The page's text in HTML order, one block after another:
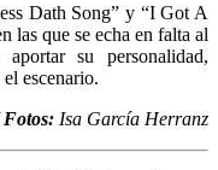
Dath Song” y “I Got A
las que se echa en falta al
su personalidad,
escenario.
Fotos: Isa García Herranz